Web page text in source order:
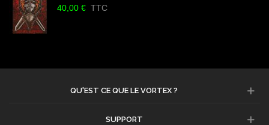
40,00 € TTC
QU'EST CE QUE LE VORTEX ?
SUPPORT